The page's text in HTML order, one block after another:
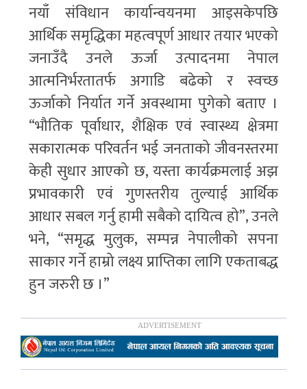
नयाँ संविधान कार्यान्वयनमा आइसकेपछि
आर्थिक समृद्धिका महत्वपूर्ण आधार तयार भएको
जनाउँदै उनले ऊर्जा उत्पादनमा नेपाल
आत्मनिर्भरतातर्फ अगाडि बढेको र स्वच्छ
ऊर्जाको निर्यात गर्ने अवस्थामा पुगेको बताए ।
“भौतिक पूर्वाधार, शैक्षिक एवं स्वास्थ्य क्षेत्रमा
सकारात्मक परिवर्तन भई जनताको जीवनस्तरमा
केही सुधार आएको छ, यस्ता कार्यक्रमलाई अझ
प्रभावकारी एवं गुणस्तरीय तुल्याई आर्थिक
आधार सबल गर्नु हामी सबैको दायित्व हो”, उनले
भने, “समृद्ध मुलुक, सम्पन्न नेपालीको सपना
साकार गर्ने हाम्रो लक्ष्य प्राप्तिका लागि एकताबद्ध
हुन जरुरी छ ।”